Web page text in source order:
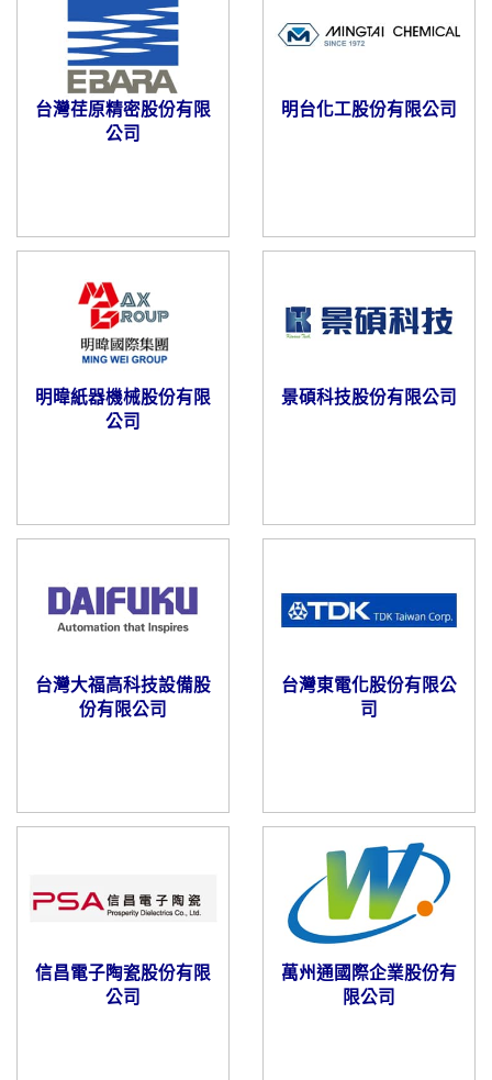
台灣荏原精密股份有限
公司
明台化工股份有限公司
明暐紙器機械股份有限
公司
景碩科技股份有限公司
台灣大福高科技設備股
份有限公司
台灣東電化股份有限公
司
信昌電子陶瓷股份有限
公司
萬州通國際企業股份有
限公司